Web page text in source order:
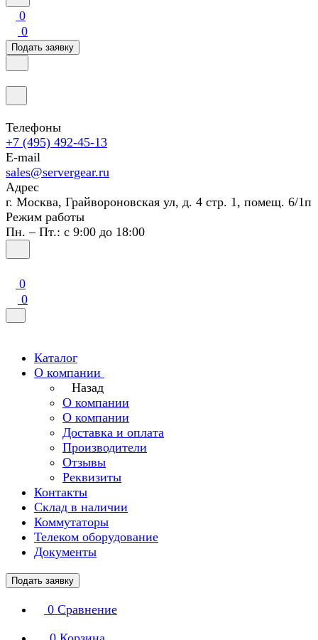
0
0
Подать заявку
Телефоны
+7 (495) 492-45-13
E-mail
sales@servergear.ru
Адрес
г. Москва, Грайвороновская ул, д. 4 стр. 1, помещ. 6/1п
Режим работы
Пн. – Пт.: с 9:00 до 18:00
0
0
Каталог
О компании
Назад
О компании
О компании
Доставка и оплата
Производители
Отзывы
Реквизиты
Контакты
Склад в наличии
Коммутаторы
Телеком оборудование
Документы
Подать заявку
0 Сравнение